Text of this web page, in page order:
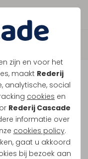
zijn en voor het
maakt Rederij
analytische, social
cookies en
Rederij Cascade
informatie over
cookies policy.
gaat u akkoord
bij bezoek aan
de
gaan
door.